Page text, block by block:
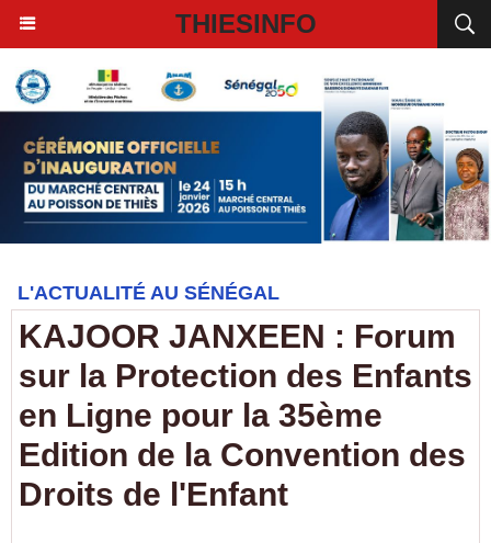
THIESINFO
L'ACTUALITÉ AU SÉNÉGAL
KAJOOR JANXEEN : Forum
sur la Protection des Enfants
en Ligne pour la 35ème
Edition de la Convention des
Droits de l'Enfant